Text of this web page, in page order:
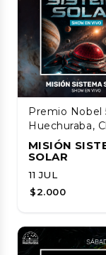
Premio Nobel
Huechuraba,
MISIÓN
SOLAR
11 JUL
$2.000